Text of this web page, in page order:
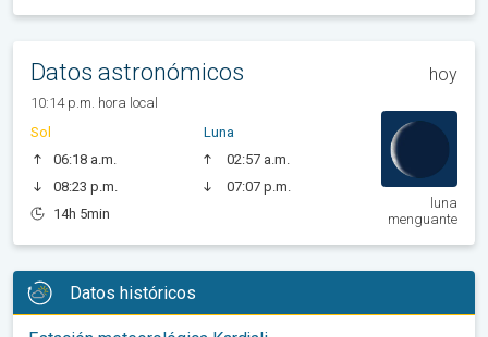
Datos astronómicos hoy
10:14 p.m. hora local
Sol
06:18 a.m.
08:23 p.m.
14h 5min
Luna
02:57 a.m.
07:07 p.m.
luna
menguante
Datos históricos